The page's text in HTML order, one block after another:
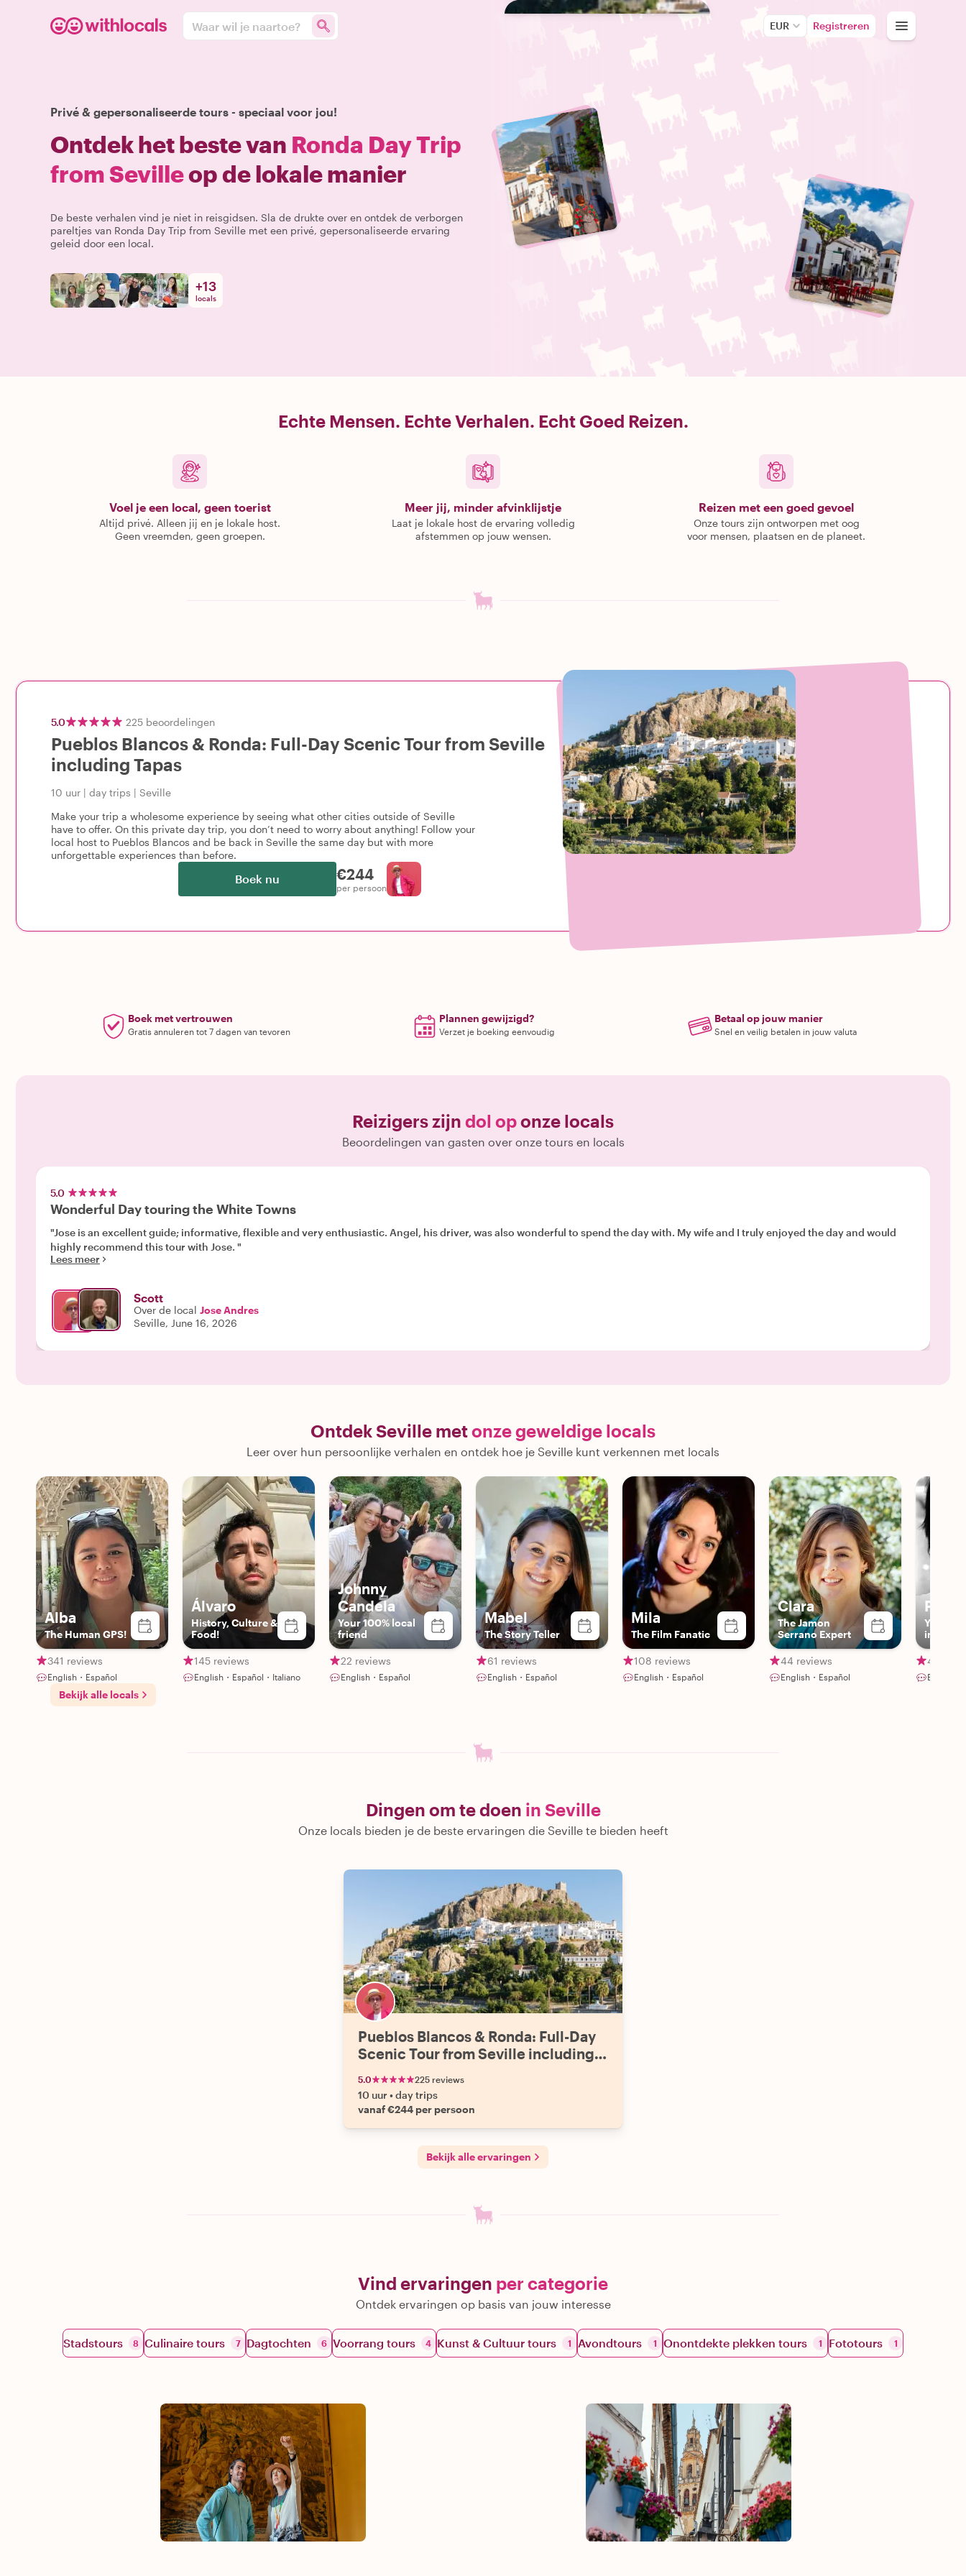
Waar wil je naartoe? EUR Registreren
Privé & gepersonaliseerde tours - speciaal voor jou!
Ontdek het beste van Ronda Day Trip
from Sevilleop de lokale manier
De beste verhalen vind je niet in reisgidsen. Sla de drukte over en ontdek de verborgen
pareltjes van Ronda Day Trip from Seville met een privé, gepersonaliseerde ervaring
geleid door een local.
+13
locals
Echte Mensen. Echte Verhalen. Echt Goed Reizen.
Voel je een local, geen toerist
Altijd privé. Alleen jij en je lokale host.
Geen vreemden, geen groepen.
Meer jij, minder afvinklijstje
Laat je lokale host de ervaring volledig
afstemmen op jouw wensen.
Reizen met een goed gevoel
Onze tours zijn ontworpen met oog
voor mensen, plaatsen en de planeet.
5.0 225 beoordelingen
Pueblos Blancos & Ronda: Full-Day Scenic Tour from Seville
including Tapas
10 uur | day trips | Seville
Make your trip a wholesome experience by seeing what other cities outside of Seville
have to offer. On this private day trip, you don’t need to worry about anything! Follow your
local host to Pueblos Blancos and be back in Seville the same day but with more
unforgettable experiences than before.
Boek nu €244
per persoon
Boek met vertrouwen
Gratis annuleren tot 7 dagen van tevoren
Plannen gewijzigd?
Verzet je boeking eenvoudig
Betaal op jouw manier
Snel en veilig betalen in jouw valuta
Reizigers zijn dol oponze locals
Beoordelingen van gasten over onze tours en locals
5.0
Wonderful Day touring the White Towns
"Jose is an excellent guide; informative, flexible and very enthusiastic. Angel, his driver, was also wonderful to spend the day with. My wife and I truly enjoyed the day and would
highly recommend this tour with Jose. "
Lees meer
Scott
Over de local Jose Andres
Seville, June 16, 2026
Ontdek Seville metonze geweldige locals
Leer over hun persoonlijke verhalen en ontdek hoe je Seville kunt verkennen met locals
Alba
The Human GPS!
341 reviews
English・Español
Álvaro
History, Culture &
Food!
145 reviews
English・Español・Italiano
Johnny
Candela
Your 100% local
friend
22 reviews
English・Español
Mabel
The Story Teller
61 reviews
English・Español
Mila
The Film Fanatic
108 reviews
English・Español
Clara
The Jamon
Serrano Expert
44 reviews
English・Español
Your
in
artist!
4
English
Bekijk alle locals
Dingen om te doen in Seville
Onze locals bieden je de beste ervaringen die Seville te bieden heeft
Pueblos Blancos & Ronda: Full-Day
Scenic Tour from Seville including
5.0 225 reviews
10 uur •day trips
vanaf €244 per persoon
Bekijk alle ervaringen
Vind ervaringen per categorie
Ontdek ervaringen op basis van jouw interesse
Stadstours 8 Culinaire tours 7 Dagtochten 6 Voorrang tours 4 Kunst & Cultuur tours 1 Avondtours 1 Onontdekte plekken tours 1 Fototours 1